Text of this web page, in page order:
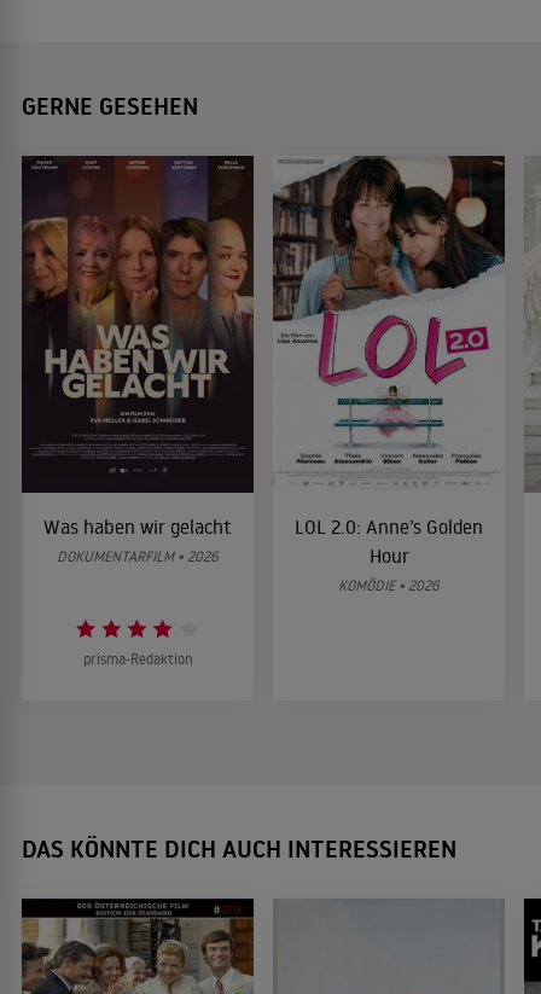
GERNE GESEHEN
Was haben wir gelacht
DOKUMENTARFILM • 2026
prisma-Redaktion
LOL 2.0: Anne’s Golden
Hour
KOMÖDIE • 2026
DAS KÖNNTE DICH AUCH INTERESSIEREN